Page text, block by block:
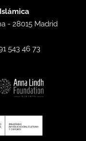
-28015 Madrid
543 46 73